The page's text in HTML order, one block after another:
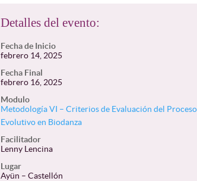
Detalles del evento:
Fecha de Inicio
febrero 14, 2025
Fecha Final
febrero 16, 2025
Modulo
Metodología VI – Criterios de Evaluación del Proceso
Evolutivo en Biodanza
Facilitador
Lenny Lencina
Lugar
Ayün – Castellón